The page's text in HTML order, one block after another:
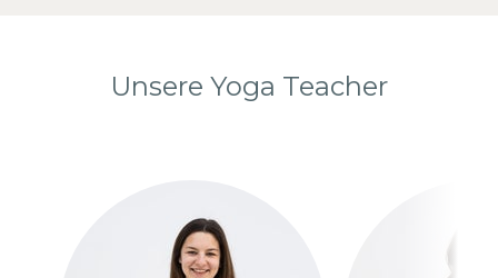
Unsere Yoga Teacher